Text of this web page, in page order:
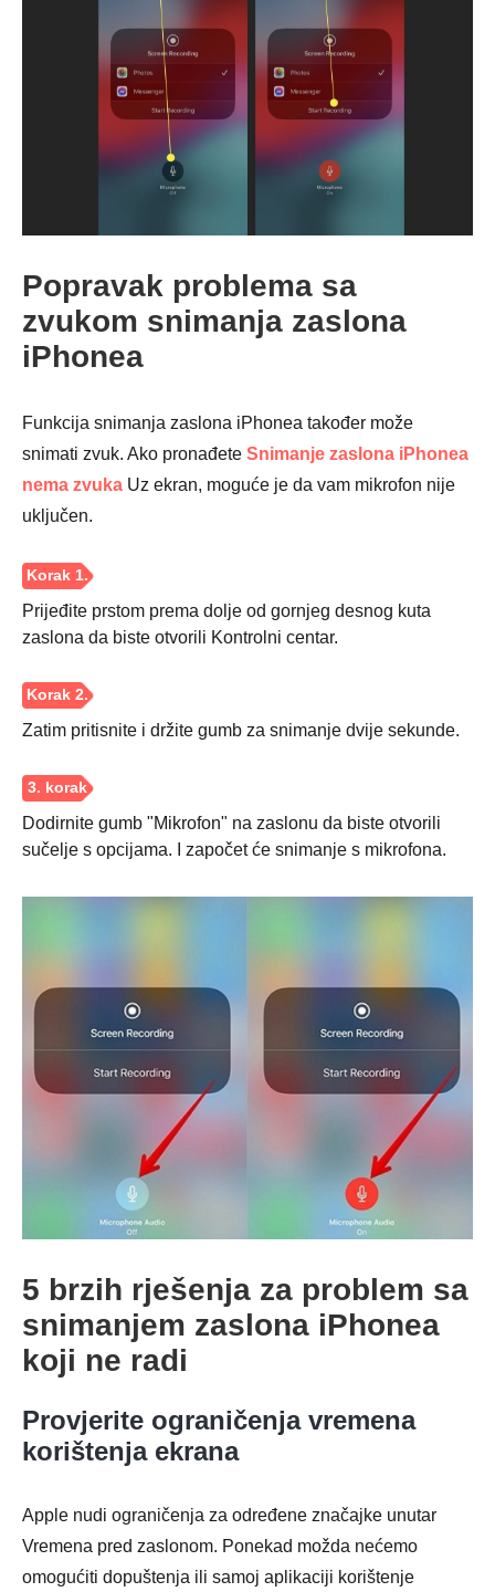
Korak 4.
Popravak problema sa
zvukom snimanja zaslona
iPhonea
Funkcija snimanja zaslona iPhonea također može
snimati zvuk. Ako pronađete Snimanje zaslona iPhonea
nema zvuka Uz ekran, moguće je da vam mikrofon nije
uključen.
Korak 1.
Prijeđite prstom prema dolje od gornjeg desnog kuta
zaslona da biste otvorili Kontrolni centar.
Korak 2.
Zatim pritisnite i držite gumb za snimanje dvije sekunde.
3. korak
Dodirnite gumb "Mikrofon" na zaslonu da biste otvorili
sučelje s opcijama. I započet će snimanje s mikrofona.
5 brzih rješenja za problem sa
snimanjem zaslona iPhonea
koji ne radi
Provjerite ograničenja vremena
korištenja ekrana
Apple nudi ograničenja za određene značajke unutar
Vremena pred zaslonom. Ponekad možda nećemo
omogućiti dopuštenja ili samoj aplikaciji korištenje